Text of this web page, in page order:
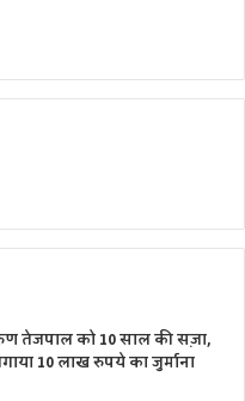
तेजपाल को 10 साल की सज़ा,
10 लाख रुपये का जुर्माना